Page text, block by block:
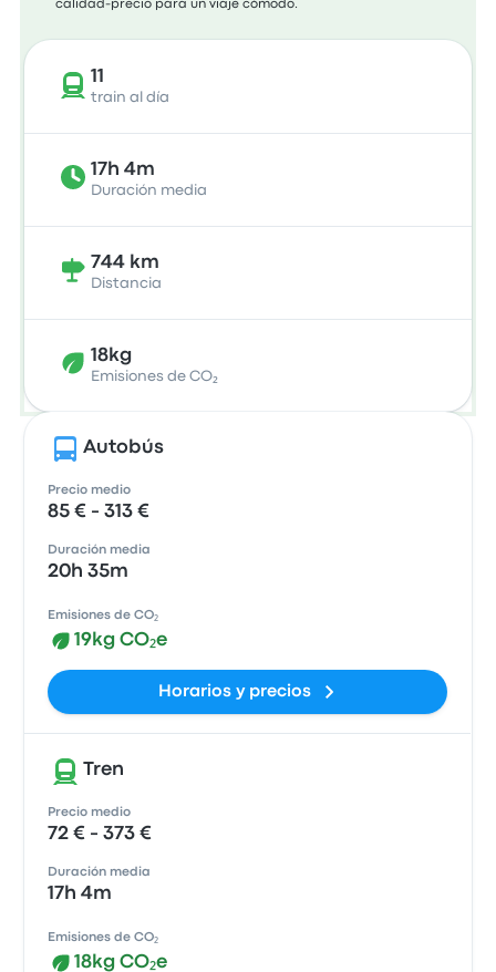
calidad-precio para un viaje cómodo.
11
train al día
17h 4m
Duración media
744 km
Distancia
18kg
Emisiones de CO₂
Autobús
Precio medio
85 € - 313 €
Duración media
20h 35m
Emisiones de CO₂
19kg CO₂e
Horarios y precios
Tren
Precio medio
72 € - 373 €
Duración media
17h 4m
Emisiones de CO₂
18kg CO₂e